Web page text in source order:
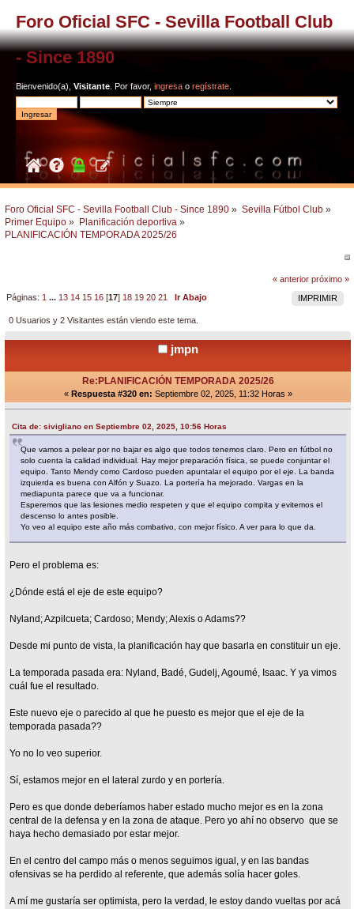
Foro Oficial SFC - Sevilla Football Club
- Since 1890
Bienvenido(a), Visitante . Por favor, ingresa o regístrate
Foro Oficial SFC - Sevilla Football Club - Since 1890 » Sevilla Fútbol Club »
Primer Equipo » Planificación deportiva »
PLANIFICACIÓN TEMPORADA 2025/26
« anterior próximo »
IMPRIMIR
Páginas: 1 ... 13 14 15 16 [17] 18 19 20 21 Ir Abajo
0 Usuarios y 2 Visitantes están viendo este tema.
jmpn
Re:PLANIFICACIÓN TEMPORADA 2025/26
« Respuesta #320 en: Septiembre 02, 2025, 11:32 Horas »
Cita de: sivigliano en Septiembre 02, 2025, 10:56 Horas
Que vamos a pelear por no bajar es algo que todos tenemos claro. Pero en fútbol no
solo cuenta la calidad individual. Hay mejor preparación física, se puede conjuntar el
equipo. Tanto Mendy como Cardoso pueden apuntalar el equipo por el eje. La banda
izquierda es buena con Alfón y Suazo. La portería ha mejorado. Vargas en la
mediapunta parece que va a funcionar.
Esperemos que las lesiones medio respeten y que el equipo compita y evitemos el
descenso lo antes posible.
Yo veo al equipo este año más combativo, con mejor físico. A ver para lo que da.
Pero el problema es:
¿Dónde está el eje de este equipo?
Nyland; Azpilcueta; Cardoso; Mendy; Alexis o Adams??
Desde mi punto de vista, la planificación hay que basarla en constituir un eje.
La temporada pasada era: Nyland, Badé, Gudelj, Agoumé, Isaac. Y ya vimos
cuál fue el resultado.
Este nuevo eje o parecido al que he puesto es mejor que el eje de la
temporada pasada??
Yo no lo veo superior.
Sí, estamos mejor en el lateral zurdo y en portería.
Pero es que donde deberíamos haber estado mucho mejor es en la zona
central de la defensa y en la zona de ataque. Pero yo ahí no observo que se
haya hecho demasiado por estar mejor.
En el centro del campo más o menos seguimos igual, y en las bandas
ofensivas se ha perdido al referente, que además solía hacer goles.
A mí me gustaría ser optimista, pero la verdad, le estoy dando vueltas por acá